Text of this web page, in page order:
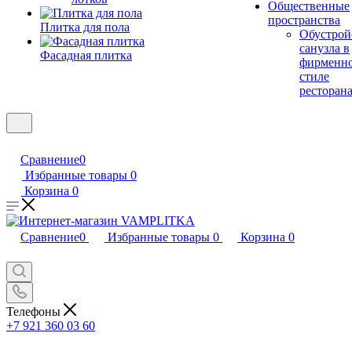
Плитка для пола
Фасадная плитка
Общественные
пространства
санузла в
стиле
ресторана
Сравнение0
Избранные товары 0
Корзина 0
Сравнение0 Избранные товары 0 Корзина 0
Телефоны
+7 921 360 03 60